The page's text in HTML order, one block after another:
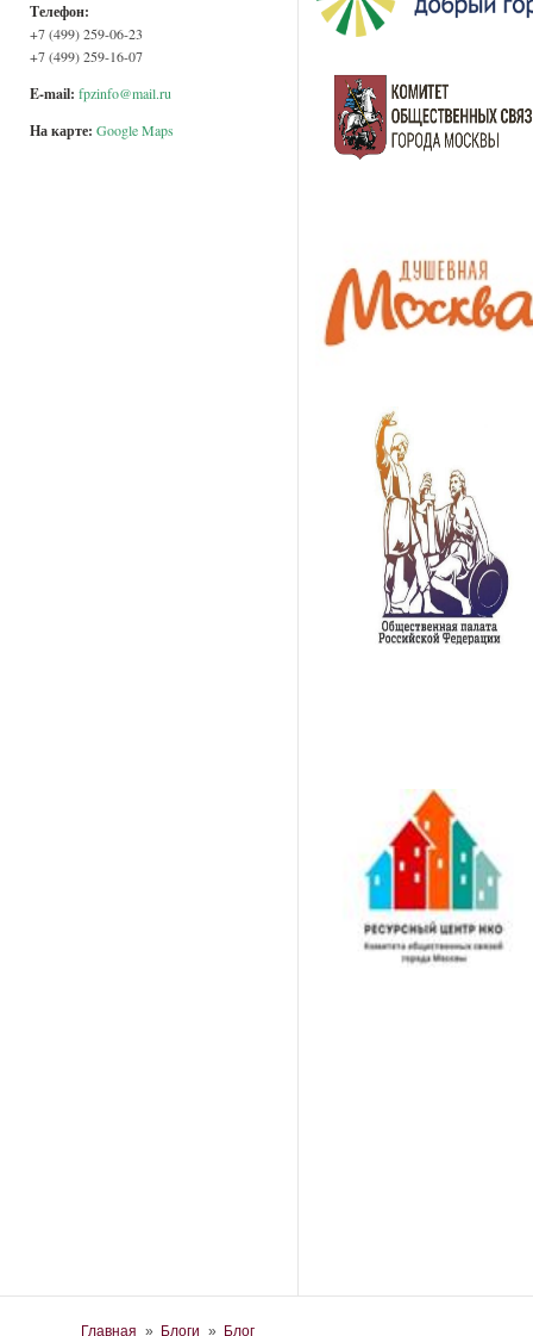
Телефон:
+7 (499) 259-06-23
+7 (499) 259-16-07
E-mail: fpzinfo@mail.ru
На карте: Google Maps
Главная » Блоги » Блог